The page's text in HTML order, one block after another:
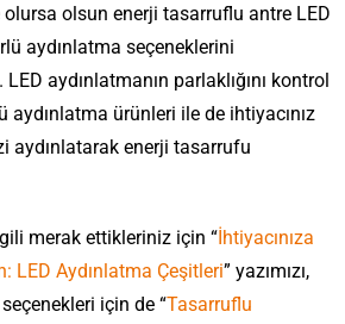
olsun enerji tasarruflu antre LED
aydınlatma seçeneklerini
aydınlatmanın parlaklığını kontrol
aydınlatma ürünleri ile de ihtiyacınız
aydınlatarak enerji tasarrufu
merak ettikleriniz için “İhtiyacınıza
LED Aydınlatma Çeşitleri” yazımızı,
için de “Tasarruflu